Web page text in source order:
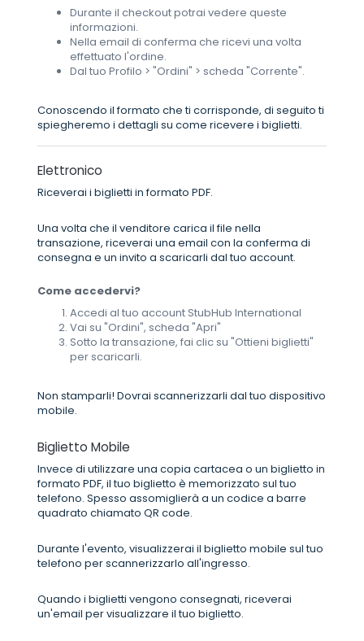
Durante il checkout potrai vedere queste
informazioni.
Nella email di conferma che ricevi una volta
effettuato l'ordine.
Dal tuo Profilo > "Ordini" > scheda "Corrente".
Conoscendo il formato che ti corrisponde, di seguito ti
spiegheremo i dettagli su come ricevere i biglietti.
Elettronico
Riceverai i biglietti in formato PDF.
Una volta che il venditore carica il file nella
transazione, riceverai una email con la conferma di
consegna e un invito a scaricarli dal tuo account.
Come accedervi?
Accedi al tuo account StubHub International
Vai su "Ordini", scheda "Apri"
Sotto la transazione, fai clic su "Ottieni biglietti"
per scaricarli.
Non stamparli! Dovrai scannerizzarli dal tuo dispositivo
mobile.
Biglietto Mobile
Invece di utilizzare una copia cartacea o un biglietto in
formato PDF, il tuo biglietto è memorizzato sul tuo
telefono. Spesso assomiglierà a un codice a barre
quadrato chiamato QR code.
Durante l'evento, visualizzerai il biglietto mobile sul tuo
telefono per scannerizzarlo all'ingresso.
Quando i biglietti vengono consegnati, riceverai
un'email per visualizzare il tuo biglietto.